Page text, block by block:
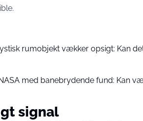
.
rumobjekt vækker opsigt: Kan
med banebrydende fund: Kan
signal